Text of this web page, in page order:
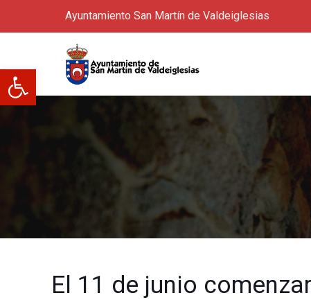
Abrir barra de herramientas
Ayuntamiento San Martín de Valdeiglesias
El 11 de junio